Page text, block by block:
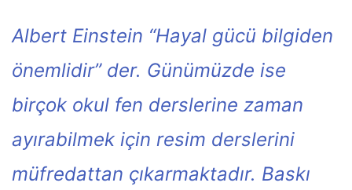
Albert Einstein “Hayal gücü bilgiden
önemlidir” der. Günümüzde ise
birçok okul fen derslerine zaman
ayırabilmek için resim derslerini
müfredattan çıkarmaktadır. Baskı